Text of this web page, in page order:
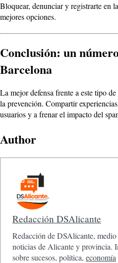
Bloquear, denunciar y registrarte en
mejores opciones.
Conclusión: un
Barcelona
La mejor defensa frente a este tipo
la prevención. Compartir
usuarios y a frenar el impacto del
Author
Redacción DSAlicante
Redacción de DSAlicante,
noticias de Alicante y provincia.
sobre sucesos, política, economía